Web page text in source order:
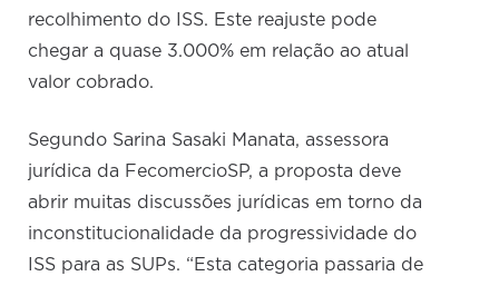
recolhimento do ISS. Este reajuste pode
chegar a quase 3.000% em relação ao atual
valor cobrado.
Segundo Sarina Sasaki Manata, assessora
jurídica da FecomercioSP, a proposta deve
abrir muitas discussões jurídicas em torno da
inconstitucionalidade da progressividade do
ISS para as SUPs. “Esta categoria passaria de